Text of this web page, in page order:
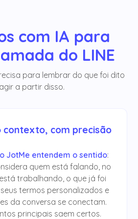
com IA para
do LINE
para lembrar do que foi dito
a partir disso.
contexto, com precisão
JotMe entendem o sentido:
quem está falando, no
trabalhando, o que já foi
termos personalizados e
da conversa se conectam.
principais saem certos.